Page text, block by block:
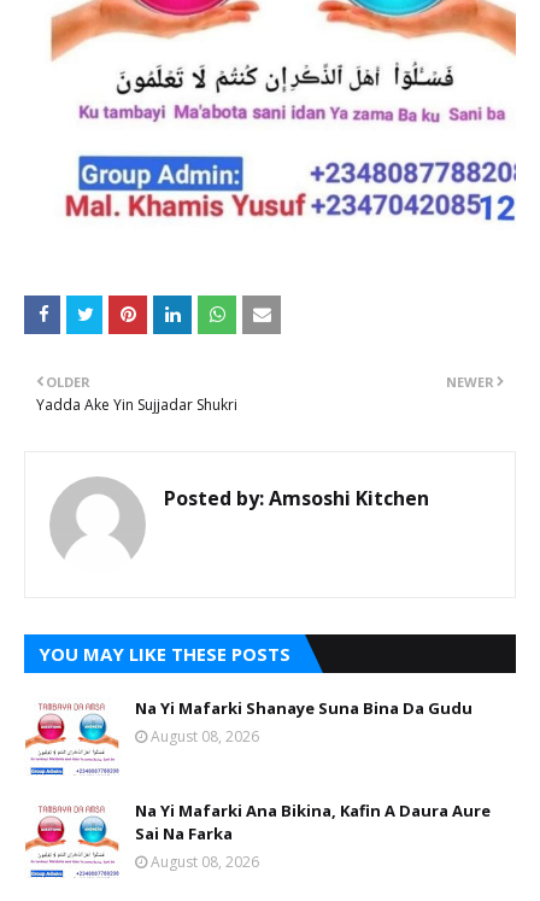
NEWER
OLDER
Yadda Ake Yin Sujjadar Shukri
Posted by:Amsoshi Kitchen
YOU MAY LIKE THESE POSTS
Na Yi Mafarki Shanaye Suna Bina Da Gudu
August 08, 2026
Na Yi Mafarki Ana Bikina, Kafin A Daura Aure
Sai Na Farka
August 08, 2026